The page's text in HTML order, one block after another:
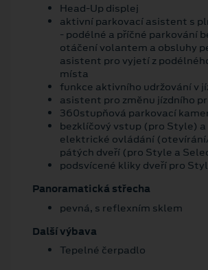
Head-Up displej
aktivní parkovací asistent s
- podélné a příčné parkování
otáčení volantem a obsluhy
asistent pro vyjetí z
místa
funkce aktivního udržování v
asistent pro změnu jízdního
360stupňová parkovací
bezklíčový vstup (pro Style)
elektrické ovládání
pátých dveří (pro Style a
podsvícené kliky dveří pro
Panoramatická střecha
pevná, s reflexním sklem
Další výbava
Tepelné čerpadlo